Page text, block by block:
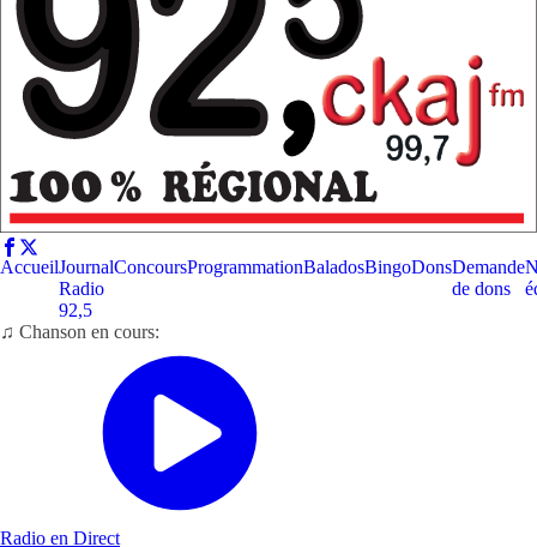
AccueilJournal
Radio
92,5
ConcoursProgrammationBaladosBingoDonsDemande
de dons
♫ Chanson en cours:
Radio en Direct